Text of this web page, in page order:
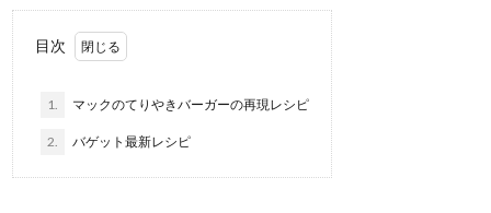
目次
1. マックのてりやきバーガーの再現レシピ
2. バゲット最新レシピ